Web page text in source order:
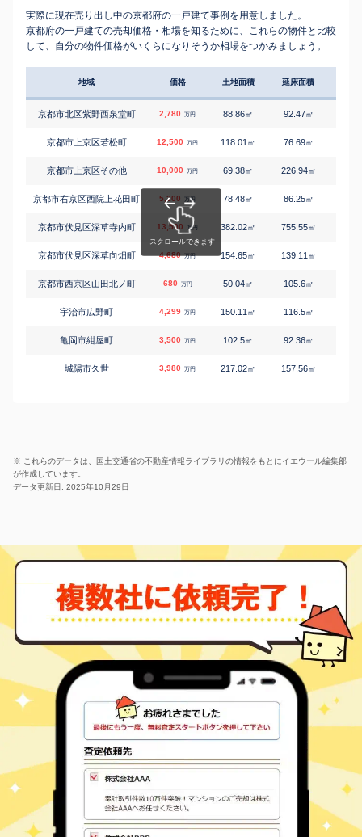
実際に現在売り出し中の京都府の一戸建て事例を用意しました。
京都府の一戸建ての売却価格・相場を知るために、これらの物件と比較
して、自分の物件価格がいくらになりそうか相場をつかみましょう。
地域 価格 土地面積 延床面積
京都市北区紫野西泉堂町 2,780 万円 88.86㎡ 92.47㎡
京都市上京区若松町 12,500 万円 118.01 ㎡ 76.69㎡
京都市上京区その他 10,000 万円 69.38㎡ 226.94㎡
京都市右京区西院上花田町 5,200 万円 78.48㎡ 86.25㎡
京都市伏見区深草寺内町 13,500 万円 382.02㎡ 755.55㎡
京都市伏見区深草向畑町 4,680 万円 154.65㎡ 139.11 ㎡
京都市西京区山田北ノ町 680 万円 50.04㎡ 105.6㎡
宇治市広野町 4,299 万円 150.11 ㎡ 116.5㎡
亀岡市紺屋町 3,500 万円 102.5㎡ 92.36㎡
城陽市久世 3,980 万円 217.02㎡ 157.56㎡
※ これらのデータは、国土交通省の不動産情報ライブラリの情報をもとにイエウール編集部
が作成しています。
データ更新日: 2025年10月29日